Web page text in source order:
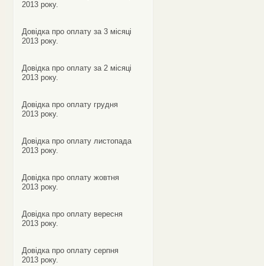
2013 року.
Довідка про оплату за 3 місяці
2013 року.
Довідка про оплату за 2 місяці
2013 року.
Довідка про оплату грудня
2013 року.
Довідка про оплату листопада
2013 року.
Довідка про оплату жовтня
2013 року.
Довідка про оплату вересня
2013 року.
Довідка про оплату серпня
2013 року.